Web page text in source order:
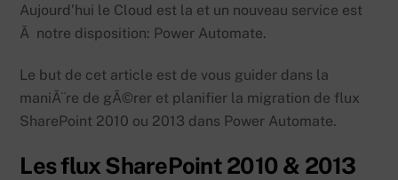
Aujourd’hui le Cloud est la et un nouveau service est
Ã notre disposition: Power Automate.
Le but de cet article est de vous guider dans la
maniÃ¨re de gÃ©rer et planifier la migration de flux
SharePoint 2010 ou 2013 dans Power Automate.
Les flux SharePoint 2010 & 2013